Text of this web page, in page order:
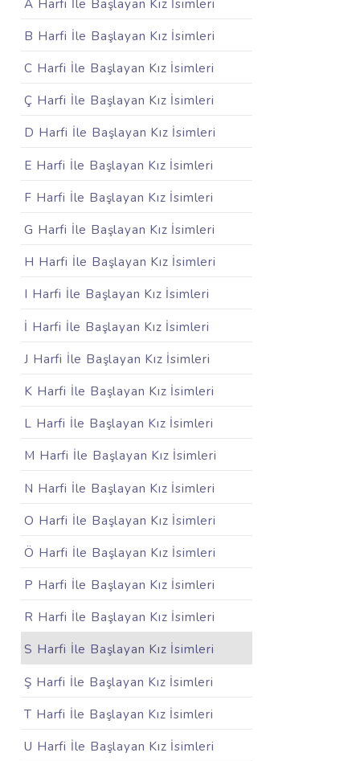
A Harfi İle Başlayan Kız İsimleri
B Harfi İle Başlayan Kız İsimleri
C Harfi İle Başlayan Kız İsimleri
Ç Harfi İle Başlayan Kız İsimleri
D Harfi İle Başlayan Kız İsimleri
E Harfi İle Başlayan Kız İsimleri
F Harfi İle Başlayan Kız İsimleri
G Harfi İle Başlayan Kız İsimleri
H Harfi İle Başlayan Kız İsimleri
I Harfi İle Başlayan Kız İsimleri
İ Harfi İle Başlayan Kız İsimleri
J Harfi İle Başlayan Kız İsimleri
K Harfi İle Başlayan Kız İsimleri
L Harfi İle Başlayan Kız İsimleri
M Harfi İle Başlayan Kız İsimleri
N Harfi İle Başlayan Kız İsimleri
O Harfi İle Başlayan Kız İsimleri
Ö Harfi İle Başlayan Kız İsimleri
P Harfi İle Başlayan Kız İsimleri
R Harfi İle Başlayan Kız İsimleri
S Harfi İle Başlayan Kız İsimleri
Ş Harfi İle Başlayan Kız İsimleri
T Harfi İle Başlayan Kız İsimleri
U Harfi İle Başlayan Kız İsimleri